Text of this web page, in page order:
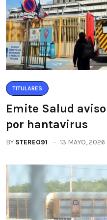
TITULARES
Emite Salud
por hantavirus
BY STEREO91 13 MAYO, 2026